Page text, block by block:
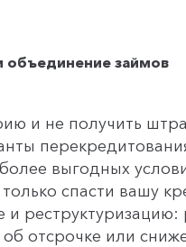
объединение займов
и не получить
выгодных
спасти вашу
отсрочке или